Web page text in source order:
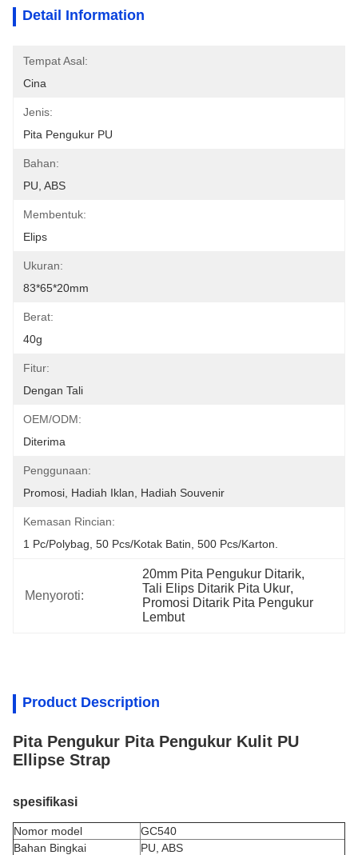
Detail Information
Tempat Asal:
Cina
Jenis:
Pita Pengukur PU
Bahan:
PU, ABS
Membentuk:
Elips
Ukuran:
83*65*20mm
Berat:
40g
Fitur:
Dengan Tali
OEM/ODM:
Diterima
Penggunaan:
Promosi, Hadiah Iklan, Hadiah Souvenir
Kemasan Rincian:
1 Pc/polybag, 50 Pcs/kotak Batin, 500 Pcs/karton.
Menyoroti:
20mm Pita Pengukur Ditarik,
Tali Elips Ditarik Pita Ukur,
Promosi Ditarik Pita Pengukur
Lembut
Product Description
Pita Pengukur Pita Pengukur Kulit PU
Ellipse Strap
spesifikasi
Nomor model
GC540
Bahan Bingkai
PU, ABS